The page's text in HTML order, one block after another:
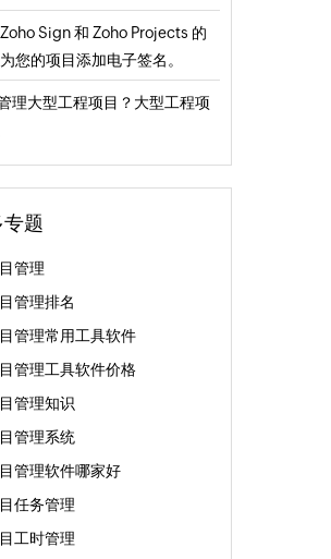
Sign 和 Zoho Projects 的
您的项目添加电子签名。
理大型工程项目？大型工程项
题
管理
管理排名
管理常用工具软件
管理工具软件价格
管理知识
管理系统
管理软件哪家好
任务管理
工时管理